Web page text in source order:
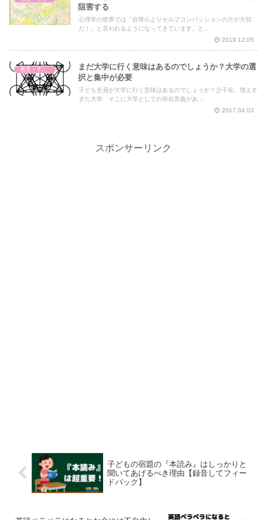
阻害する
心理学の世界では「自尊心よりセルフコンパッションの方が大切
だ！」と言われるようになってきています。と...
2019.12.05
まだ大学に行く意味はあるのでしょうか？大学の選
択と集中が必要
子ども全員が大学に行く意味はあるのでしょうか？少子化、増えす
ぎた大学、そこに大学としての存在意義があ...
2017.04.03
スポンサーリンク
子どもの宿題の『本読み』はしっかりと
聞いてあげるべき理由【録音してフィー
ドバック】